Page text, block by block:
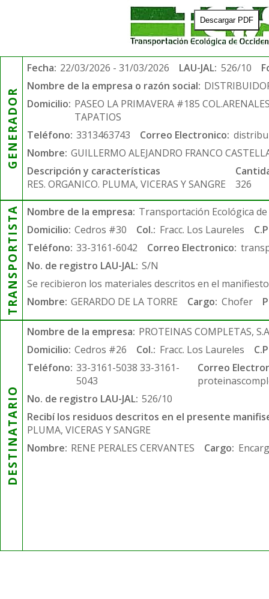
Descargar PDF
GENERADOR
Fecha: 22/03/2026 - 31/03/2026 LAU-JAL: 526/10
Nombre de la empresa o razón social:
Domicilio: PASEO LA PRIMAVERA #185
TAPATIOS
Teléfono: 3313463743 Correo Electronico:
Nombre: GUILLERMO ALEJANDRO FRANCO
Descripción y características
RES. ORGANICO. PLUMA, VICERAS Y SANGRE
326
TRANSPORTISTA Nombre de la empresa: Transportación Ecológica de
Domicilio: Cedros #30 Col.: Fracc. Los Laureles
Teléfono: 33-3161-6042 Correo Electronico:
No. de registro LAU-JAL: S/N
Se recibieron los materiales descritos en el
Nombre: GERARDO DE LA TORRE Cargo: Chofer
DESTINATARIO
Nombre de la empresa: PROTEINAS COMPLETAS,
Domicilio: Cedros #26 Col.: Fracc. Los Laureles
Teléfono: 33-3161-5038 33-3161-
5043
Correo
No. de registro LAU-JAL: 526/10
Recibí los residuos descritos en el presente
PLUMA, VICERAS Y SANGRE
Nombre: RENE PERALES CERVANTES Cargo: